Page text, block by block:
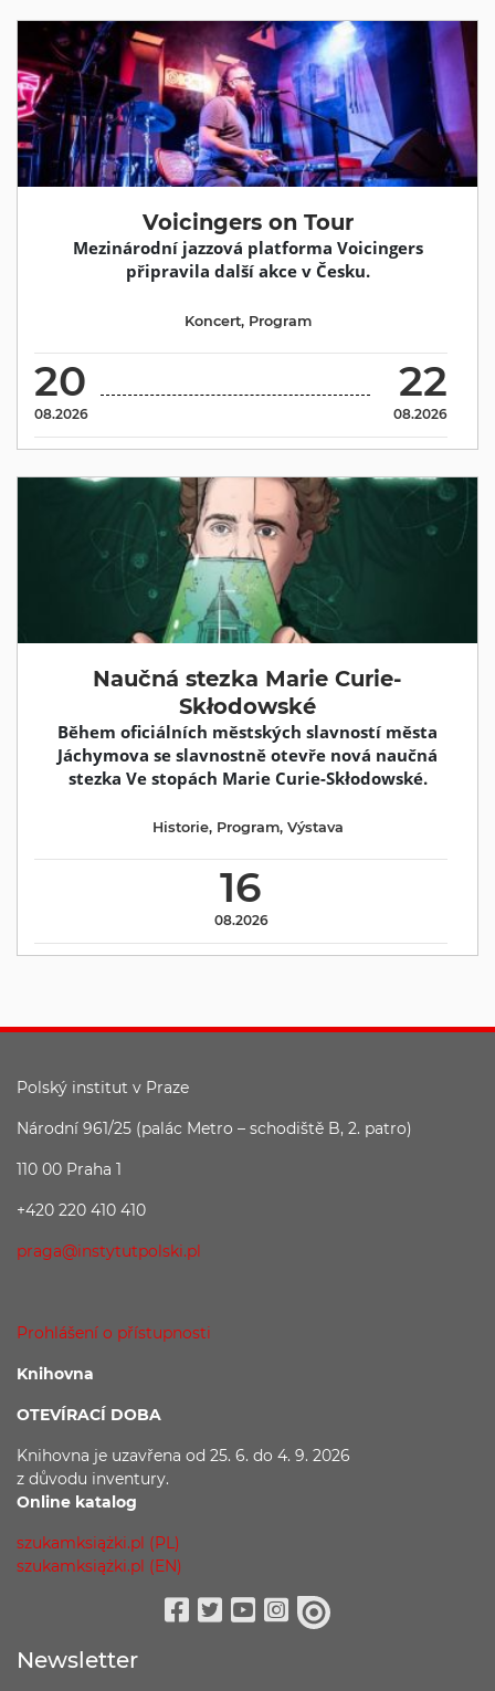
Voicingers on Tour
Mezinárodní jazzová platforma Voicingers
připravila další akce v Česku.
20
08.2026
22
08.2026
Koncert, Program
Naučná stezka Marie Curie-
Skłodowské
Během oficiálních městských slavností města
Jáchymova se slavnostně otevře nová naučná
stezka Ve stopách Marie Curie-Skłodowské.
16
08.2026
Historie, Program, Výstava
Polský institut v Praze
Národní 961/25 (palác Metro – schodiště B, 2. patro)
110 00 Praha 1
+420 220 410 410
praga@instytutpolski.pl
Prohlášení o přístupnosti
Knihovna
OTEVÍRACÍ DOBA
Knihovna je uzavřena od 25. 6. do 4. 9. 2026
z důvodu inventury.
Online katalog
szukamksiążki.pl (PL)
szukamksiążki.pl (EN)
Newsletter